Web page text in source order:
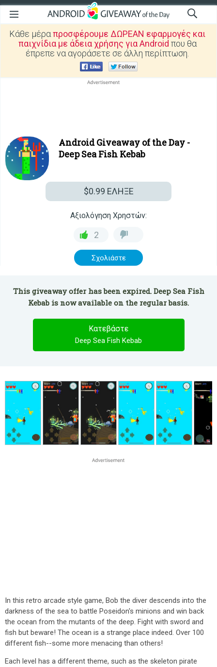
Κάθε μέραπροσφέρουμε ΔΩΡΕΑΝ εφαρμογές και
παιχνίδια με άδεια χρήσης για Android που θα
έπρεπε να αγοράσετε σε άλλη περίπτωση.
Android Giveaway of the Day -
Deep Sea Fish Kebab
$0.99 ΕΛΗΞΕ
Αξιολόγηση Χρηστών:
2
Σχολιάστε
This giveaway offer has been expired. Deep Sea Fish
Kebab is now available on the regular basis.
Κατεβάστε
Deep Sea Fish Kebab
In this retro arcade style game, Bob the diver descends into the
darkness of the sea to battle Poseidon's minions and win back
the ocean from the mutants of the deep. Fight with sword and
fish but beware! The ocean is a strange place indeed. Over 100
different fish--some more menacing than others!
Each level has a different theme, such as the skeleton pirate